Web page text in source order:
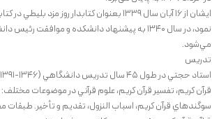
ايشان از 16 آبان سال 1339 بعنوان
مي‌شود.
تدريس
قرآن كريم، تفسير قرآن كريم، علوم قرآني در موضوعات
سوگندهاي قرآن كريم، اسباب النزول، تقديم و تأخير. طبقات